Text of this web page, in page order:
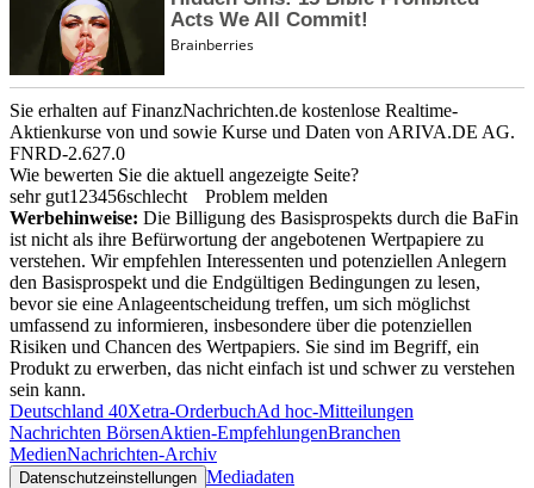
Sie erhalten auf FinanzNachrichten.de kostenlose Realtime-
Aktienkurse von und sowie Kurse und Daten von ARIVA.DE AG.
FNRD-2.627.0
Wie bewerten Sie die aktuell angezeigte Seite?
sehr gut1 23456schlecht
Problem melden
Werbehinweise: Die Billigung des Basisprospekts durch die BaFin
ist nicht als ihre Befürwortung der angebotenen Wertpapiere zu
verstehen. Wir empfehlen Interessenten und potenziellen Anlegern
den Basisprospekt und die Endgültigen Bedingungen zu lesen,
bevor sie eine Anlageentscheidung treffen, um sich möglichst
umfassend zu informieren, insbesondere über die potenziellen
Risiken und Chancen des Wertpapiers. Sie sind im Begriff, ein
Produkt zu erwerben, das nicht einfach ist und schwer zu verstehen
sein kann.
Deutschland 40Xetra-OrderbuchAd hoc-Mitteilungen
Nachrichten BörsenAktien-EmpfehlungenBranchen
MedienNachrichten-Archiv
Datenschutzeinstellungen Mediadaten